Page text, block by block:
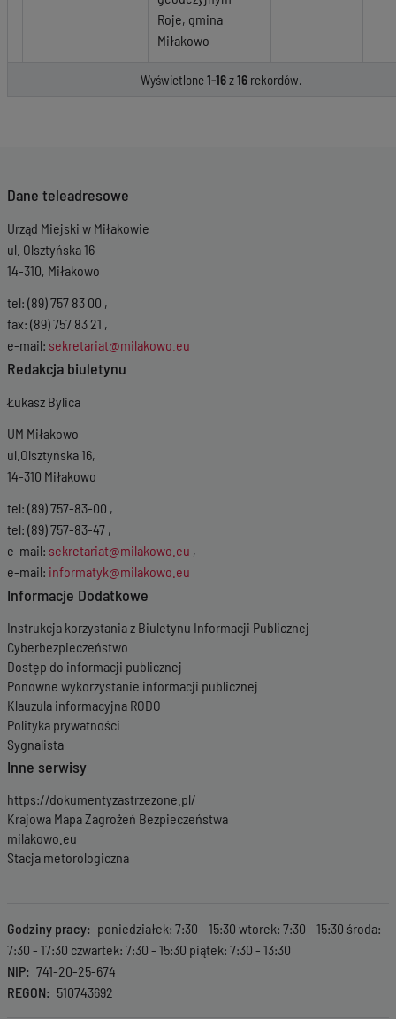
Roje, gmina
Miłakowo
Wyświetlone1-16z16 rekordów.
Dane teleadresowe
Urząd Miejski w Miłakowie
ul. Olsztyńska 16
14-310, Miłakowo
tel: (89) 757 83 00 ,
fax: (89) 757 83 21 ,
e-mail: sekretariat@milakowo.eu
Redakcja biuletynu
Łukasz Bylica
UM Miłakowo
ul.Olsztyńska 16,
14-310 Miłakowo
tel: (89) 757-83-00 ,
tel: (89) 757-83-47 ,
e-mail: sekretariat@milakowo.eu ,
e-mail: informatyk@milakowo.eu
Informacje Dodatkowe
Instrukcja korzystania z Biuletynu Informacji Publicznej
Cyberbezpieczeństwo
Dostęp do informacji publicznej
Ponowne wykorzystanie informacji publicznej
Klauzula informacyjna RODO
Polityka prywatności
Sygnalista
Inne serwisy
https://dokumentyzastrzezone.pl/
Krajowa Mapa Zagrożeń Bezpieczeństwa
milakowo.eu
Stacja metorologiczna
Godziny pracy
poniedziałek: 7:30 - 15:30 wtorek: 7:30 - 15:30 środa:
7:30 - 17:30 czwartek: 7:30 - 15:30 piątek: 7:30 - 13:30
NIP
741-20-25-674
REGON
510743692